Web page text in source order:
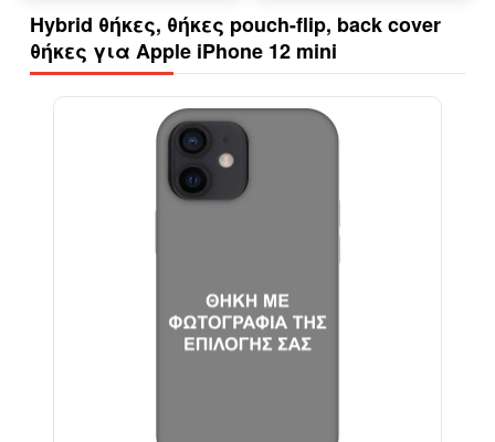
Hybrid θήκες, θήκες pouch-flip, back cover
θήκες για Apple iPhone 12 mini